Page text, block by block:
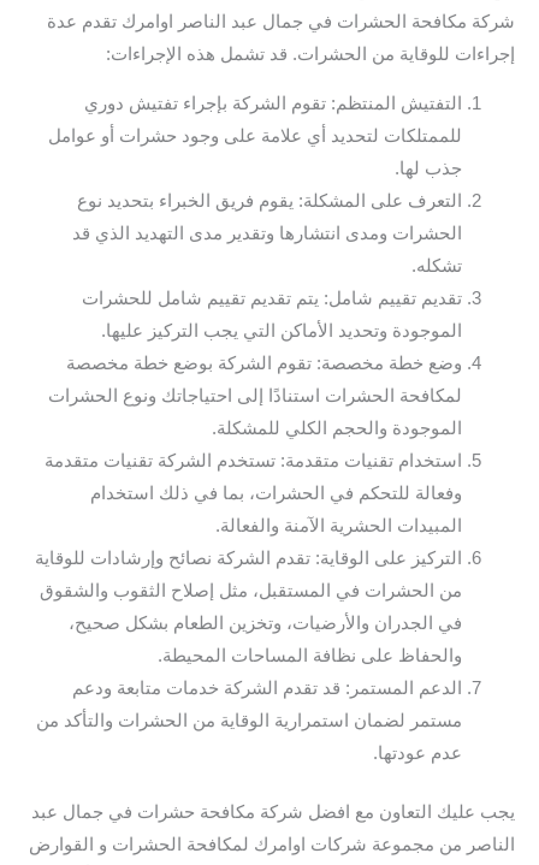
شركة مكافحة الحشرات في جمال عبد الناصر اوامرك تقدم عدة
إجراءات للوقاية من الحشرات. قد تشمل هذه الإجراءات:
التفتيش المنتظم: تقوم الشركة بإجراء تفتيش دوري
للممتلكات لتحديد أي علامة على وجود حشرات أو عوامل
جذب لها.
التعرف على المشكلة: يقوم فريق الخبراء بتحديد نوع
الحشرات ومدى انتشارها وتقدير مدى التهديد الذي قد
تشكله.
تقديم تقييم شامل: يتم تقديم تقييم شامل للحشرات
الموجودة وتحديد الأماكن التي يجب التركيز عليها.
وضع خطة مخصصة: تقوم الشركة بوضع خطة مخصصة
لمكافحة الحشرات استنادًا إلى احتياجاتك ونوع الحشرات
الموجودة والحجم الكلي للمشكلة.
استخدام تقنيات متقدمة: تستخدم الشركة تقنيات متقدمة
وفعالة للتحكم في الحشرات، بما في ذلك استخدام
المبيدات الحشرية الآمنة والفعالة.
التركيز على الوقاية: تقدم الشركة نصائح وإرشادات للوقاية
من الحشرات في المستقبل، مثل إصلاح الثقوب والشقوق
في الجدران والأرضيات، وتخزين الطعام بشكل صحيح،
والحفاظ على نظافة المساحات المحيطة.
الدعم المستمر: قد تقدم الشركة خدمات متابعة ودعم
مستمر لضمان استمرارية الوقاية من الحشرات والتأكد من
عدم عودتها.
يجب عليك التعاون مع افضل شركة مكافحة حشرات في جمال عبد
الناصر من مجموعة شركات اوامرك لمكافحة الحشرات و القوارض